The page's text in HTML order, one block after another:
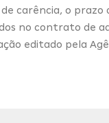
carência, o
no contrato de
editado pela